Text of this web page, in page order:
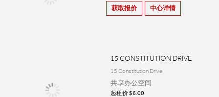
获取报价 中心详情
15 CONSTITUTION DRIVE
15 Constitution Drive
共享办公空间
起租价 $6.00